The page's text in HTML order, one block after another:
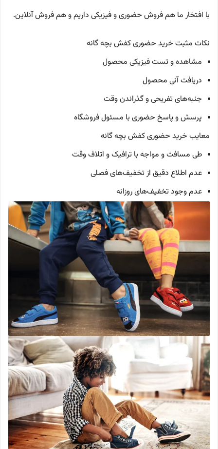
با افتخار ما هم فروش حضوری و فیزیکی داریم و هم فروش آنلاین.
نکات مثبت خرید حضوری کفش بچه گانه
مشاهده و تست فیزیکی محصول
دریافت آنی محصول
جنبه‌های تفریحی و گذراندن وقت
پرسش و پاسخ حضوری با مسئول فروشگاه
معایب خرید حضوری کفش بچه گانه
طی مسافت و مواجه با ترافیک و اتلاف وقت
عدم اطلاع دقیق از تخفیف‌های فصلی
عدم وجود تخفیف‌های روزانه